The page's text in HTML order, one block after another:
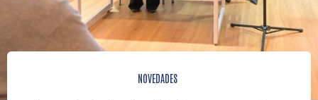
NOVEDADES